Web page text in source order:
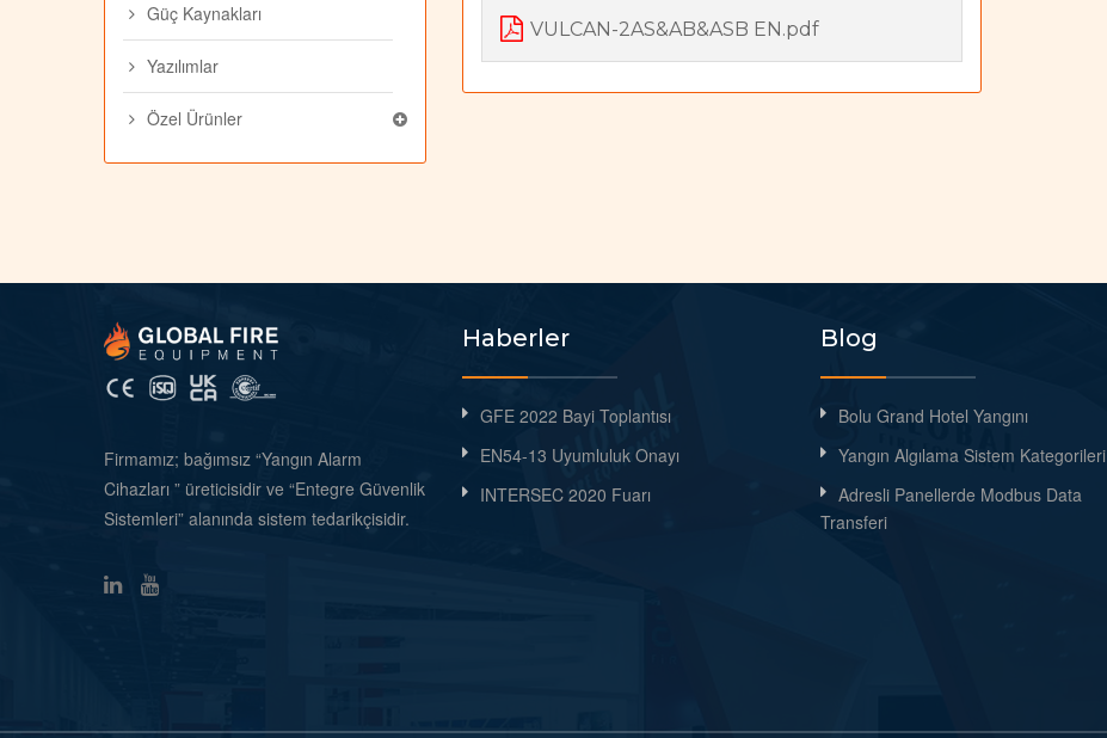
Güç Kaynakları
Yazılımlar
Özel Ürünler
VULCAN-2AS&AB&ASB EN.pdf
Firmamız; bağımsız “Yangın Alarm
Cihazları ” üreticisidir ve “Entegre Güvenlik
Sistemleri” alanında sistem tedarikçisidir.
Haberler
GFE 2022 Bayi Toplantısı
EN54-13 Uyumluluk Onayı
INTERSEC 2020 Fuarı
Blog
Bolu Grand Hotel Yangını
Yangın Algılama Sistem Kategorileri
Adresli Panellerde Modbus Data
Transferi